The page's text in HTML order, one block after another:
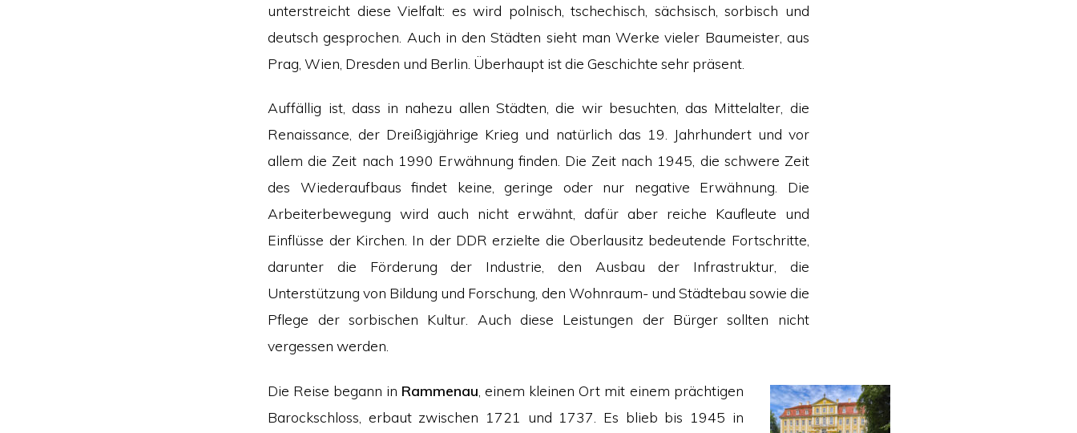
unterstreicht diese Vielfalt: es wird polnisch, tschechisch, sächsisch, sorbisch und
deutsch gesprochen. Auch in den Städten sieht man Werke vieler Baumeister, aus
Prag, Wien, Dresden und Berlin. Überhaupt ist die Geschichte sehr präsent.
Auffällig ist, dass in nahezu allen Städten, die wir besuchten, das Mittelalter, die
Renaissance, der Dreißigjährige Krieg und natürlich das 19. Jahrhundert und vor
allem die Zeit nach 1990 Erwähnung finden. Die Zeit nach 1945, die schwere Zeit
des Wiederaufbaus findet keine, geringe oder nur negative Erwähnung. Die
Arbeiterbewegung wird auch nicht erwähnt, dafür aber reiche Kaufleute und
Einflüsse der Kirchen. In der DDR erzielte die Oberlausitz bedeutende Fortschritte,
darunter die Förderung der Industrie, den Ausbau der Infrastruktur, die
Unterstützung von Bildung und Forschung, den Wohnraum- und Städtebau sowie die
Pflege der sorbischen Kultur. Auch diese Leistungen der Bürger sollten nicht
vergessen werden.
Die Reise begann in Rammenau , einem kleinen Ort mit einem prächtigen
Barockschloss, erbaut zwischen 1721 und 1737. Es blieb bis 1945 in